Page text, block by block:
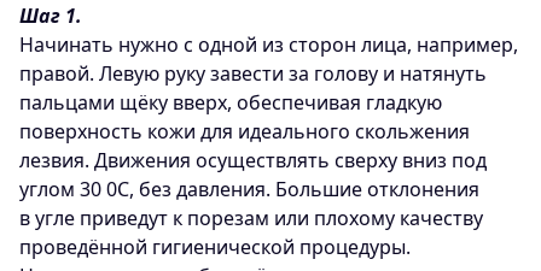
Шаг 1.
Начинать нужно с одной из сторон лица, например,
правой. Левую руку завести за голову и натянуть
пальцами щёку вверх, обеспечивая гладкую
поверхность кожи для идеального скольжения
лезвия. Движения осуществлять сверху вниз под
углом 30 0С, без давления. Большие отклонения
в угле приведут к порезам или плохому качеству
проведённой гигиенической процедуры.